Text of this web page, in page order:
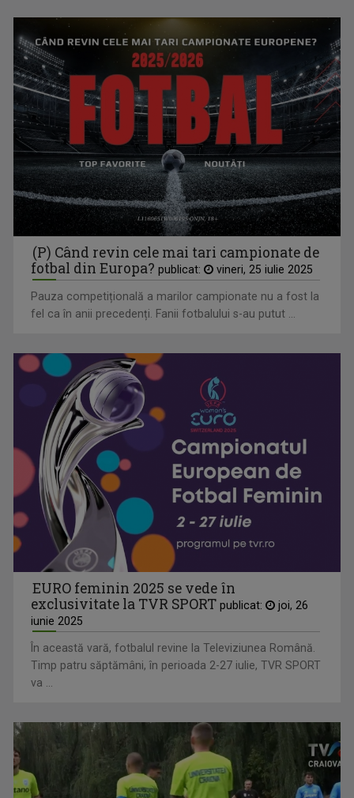
TVR Sport transmite în direct semifinalele și finalele
Campionatelor Europene de canotaj de la Varese
(P) Când revin cele mai tari campionate de
fotbal din Europa? publicat: vineri, 25 iulie 2025
Pauza competițională a marilor campionate nu a fost la
fel ca în anii precedenți. Fanii fotbalului s-au putut ...
EURO feminin 2025 se vede în
exclusivitate la TVR SPORT publicat:
joi, 26
iunie 2025
În această vară, fotbalul revine la Televiziunea Română.
Timp patru săptămâni, în perioada 2-27 iulie, TVR SPORT
va ...